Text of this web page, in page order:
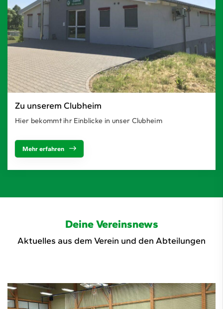
Zu unserem Clubheim
Hier bekommt ihr Einblicke in unser Clubheim
Mehr erfahren
Deine Vereinsnews
Aktuelles aus dem Verein und den Abteilungen